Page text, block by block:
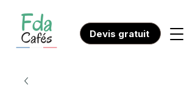
Devis gratuit